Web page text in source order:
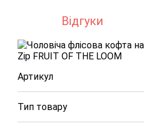
Відгуки
Артикул
Тип товару